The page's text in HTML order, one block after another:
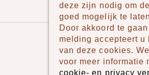
Merken
Pudilo
Over ons
deze zijn nodig om
goed mogelijk te
Door akkoord te
melding accepteert u
van deze cookies.
voor meer informatie
cookie- en privacy